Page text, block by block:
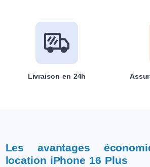
Livraison en 24h
Les avantages
location iPhone 16 Plus